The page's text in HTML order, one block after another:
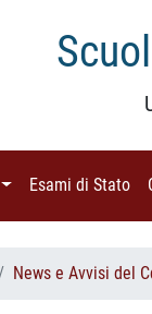
(current)Esami di Stato
News e Avvisi del